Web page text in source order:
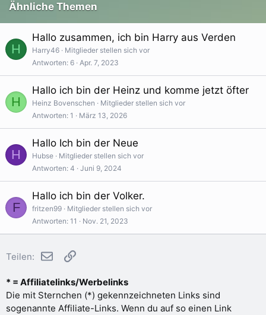
e
Ähnliche Themen
H
Hallo zusammen, ich bin Harry aus Verden
Harry46
Mitglieder stellen sich vor
Antworten 6 Apr. 7, 2023
H
Hallo ich bin der Heinz und komme jetzt öfter
Heinz Bovenschen
Mitglieder stellen sich vor
Antworten 1 März 13, 2026
H
Hallo Ich bin der Neue
Hubse
Mitglieder stellen sich vor
Antworten 4 Juni 9, 2024
F
Hallo ich bin der Volker.
fritzen99
Mitglieder stellen sich vor
Antworten 11 Nov. 21, 2023
Teilen: E-MailLink
* = Affiliatelinks/Werbelinks
Die mit Sternchen (*) gekennzeichneten Links sind
sogenannte Affiliate-Links. Wenn du auf so einen Link